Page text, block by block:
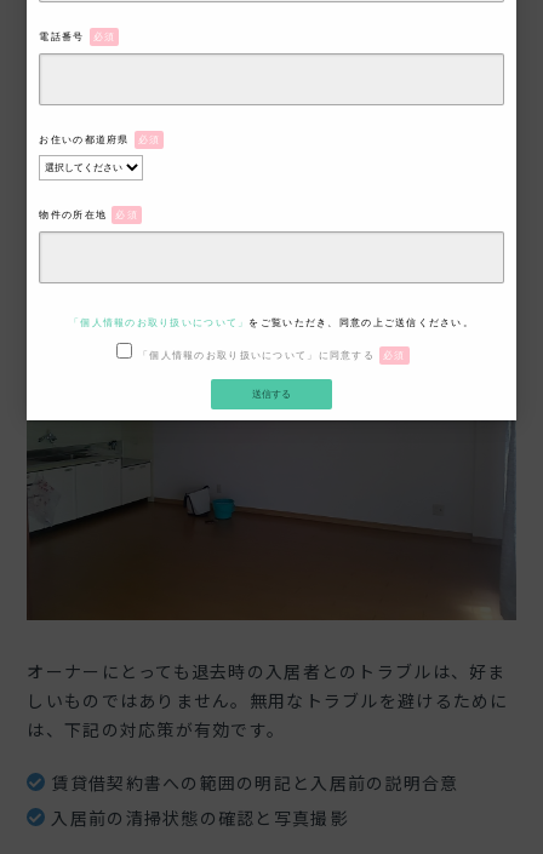
電話番号 必須
お住いの都道府県 必須
物件の所在地 必須
「個人情報のお取り扱いについて」 をご覧いただき、同意の上ご送信ください。
「個人情報のお取り扱いについて」に同意する 必須
トラブル回避のための対応策
オーナーにとっても退去時の入居者とのトラブルは、好ま
しいものではありません。無用なトラブルを避けるために
は、下記の対応策が有効です。
賃貸借契約書への範囲の明記と入居前の説明合意
入居前の清掃状態の確認と写真撮影